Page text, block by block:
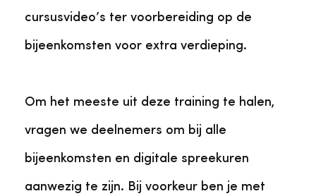
cursusvideo’s ter voorbereiding op de
bijeenkomsten voor extra verdieping.
Om het meeste uit deze training te halen,
vragen we deelnemers om bij alle
bijeenkomsten en digitale spreekuren
aanwezig te zijn. Bij voorkeur ben je met